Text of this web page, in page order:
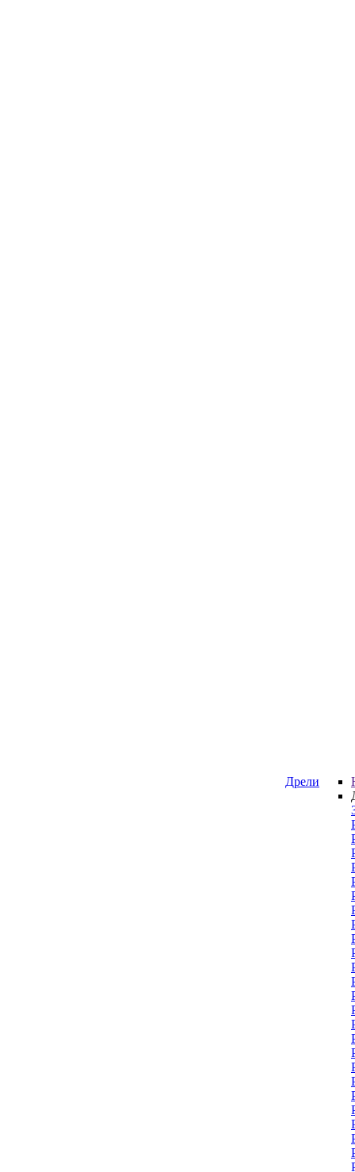
Дрели